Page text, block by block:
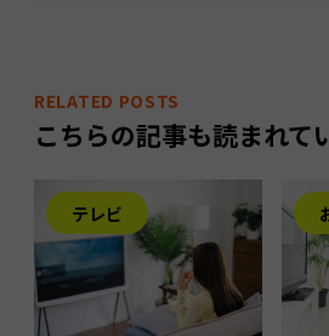
RELATED POSTS
こちらの記事も読まれて
テレビ